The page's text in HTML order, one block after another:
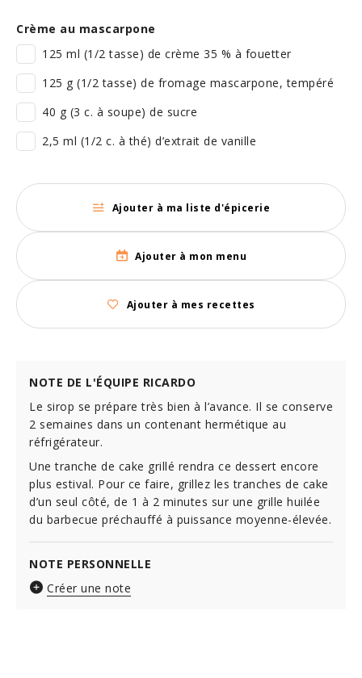
Crème au mascarpone
125 ml (1/2 tasse) de crème 35 % à fouetter
125 g (1/2 tasse) de fromage mascarpone, tempéré
40 g (3 c. à soupe) de sucre
2,5 ml (1/2 c. à thé) d’extrait de vanille
Ajouter à ma liste d'épicerie
Ajouter à mon menu
Ajouter à mes recettes
NOTE DE L'ÉQUIPE RICARDO
Le sirop se prépare très bien à l’avance. Il se conserve
2 semaines dans un contenant hermétique au
réfrigérateur.
Une tranche de cake grillé rendra ce dessert encore
plus estival. Pour ce faire, grillez les tranches de cake
d’un seul côté, de 1 à 2 minutes sur une grille huilée
du barbecue préchauffé à puissance moyenne-élevée.
NOTE PERSONNELLE
Créer une note